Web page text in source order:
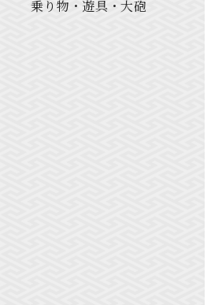
乗り物・遊具・大砲